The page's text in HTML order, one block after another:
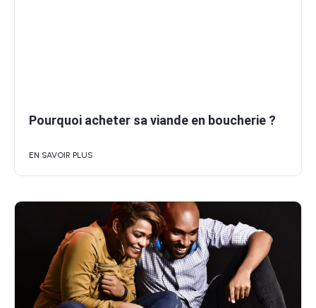
Pourquoi acheter sa viande en boucherie ?
EN SAVOIR PLUS